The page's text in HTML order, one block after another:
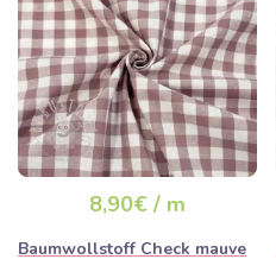
8,90€ / m
Baumwollstoff Check mauve